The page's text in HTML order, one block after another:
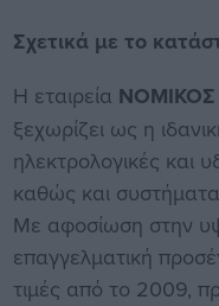
Σχετικά με το
Η εταιρεία ΝΟΜΙΚΟΣ
ξεχωρίζει ως η
ηλεκτρολογικές και
καθώς και
Με αφοσίωση στην
επαγγελματική
τιμές από το 2009,